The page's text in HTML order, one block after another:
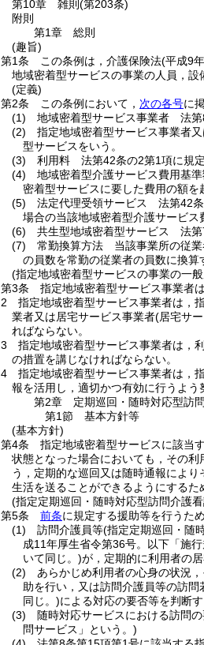
第10章
雑則 (第203条)
附則
第1章
総則
(趣旨)
第1条
この条例は，介護保険法(平成9
地域密着型サービスの事業の人員，設
(定義)
第2条
この条例において， 次の各号に
(1)
地域密着型サービス事業者 法第
(2)
指定地域密着型サービス事業者
型サービスをいう。
(3)
利用料 法第42条の2第1項に規定
(4)
地域密着型介護サービス費用基
密着型サービスに要した費用の額
(5)
法定代理受領サービス 法第42条
場合の当該地域密着型介護サービス
(6)
共生型地域密着型サービス 法第
(7)
常勤換算方法 当該事業所の従業
の員数を常勤の従業者の員数に換算
(指定地域密着型サービスの事業の一
第3条
指定地域密着型サービス事業者
2
指定地域密着型サービス事業者は，
業者又は居宅サービス事業者(居宅サ
ればならない。
3
指定地域密着型サービス事業者は，
の措置を講じなければならない。
4
指定地域密着型サービス事業者は，
報を活用し，適切かつ有効に行うよう
第2章
定期巡回・随時対応型訪
第1節
基本方針等
(基本方針)
第4条
指定地域密着型サービスに該当
状態となった場合においても，その
う，定期的な巡回又は随時通報によ
生活を送ることができるようにする
(指定定期巡回・随時対応型訪問介護
第5条
前条に規定する援助等を行うた
(1)
訪問介護員等(指定定期巡回・随
成11年厚生省令第36号。以下「施
いて同じ。)が，定期的に利用者の
(2)
あらかじめ利用者の心身の状況
助を行い，又は訪問介護員等の訪問
同じ。)による対応の要否等を判断
(3)
随時対応サービスにおける訪問
問サービス」という。)